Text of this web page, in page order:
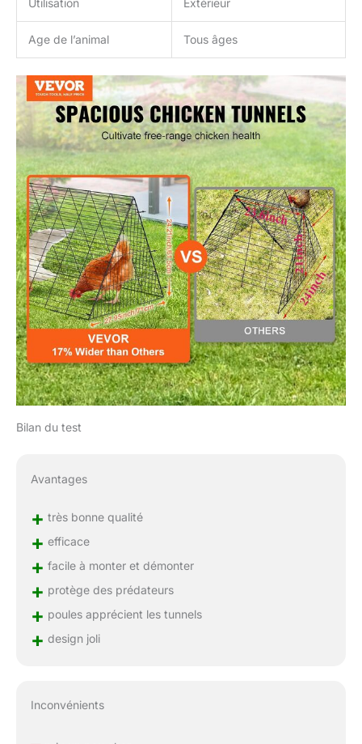
Age de l’animal Tous âges
Bilan du test
Avantages
+ très bonne qualité
+ efficace
+ facile à monter et démonter
+ protège des prédateurs
+ poules apprécient les tunnels
+ design joli
Inconvénients